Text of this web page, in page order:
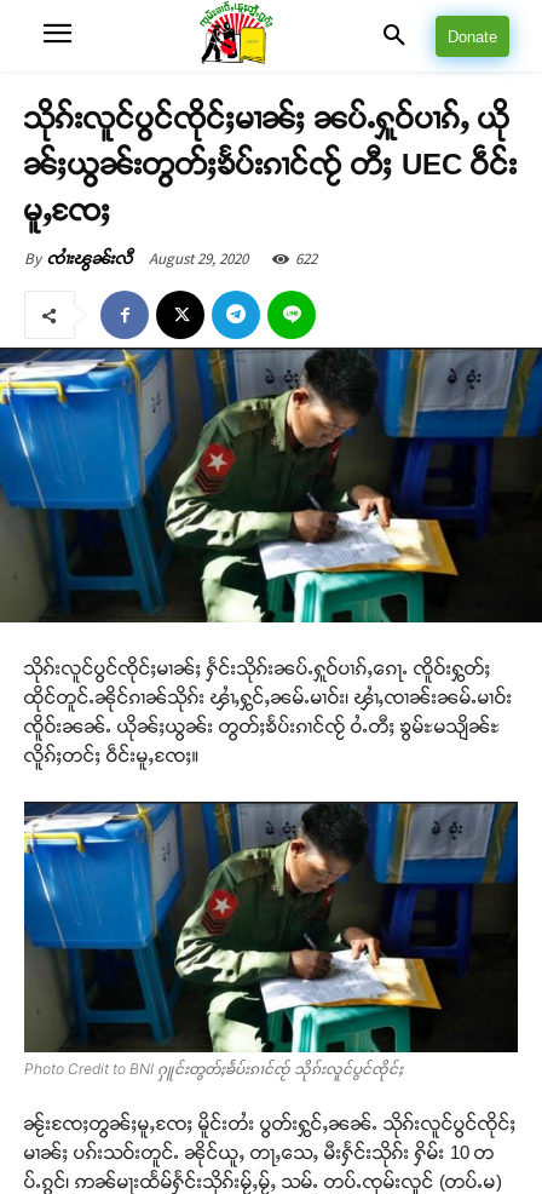
Donate
သိုၵ်းလူင်ပွင်ၸိုင်ႈမၢၼ်ႈ ၼပ်ႉႁူဝ်ပၢၵ်ႇ ယို
ၼ်ႈယွၼ်းတွတ်ႈၶႅပ်းၵၢင်ၸႂ် တီႈ UEC ဝဵင်း
မူႇၸႄႈ
By ၸၢႆးၽွၼ်းလီ August 29, 2020 622
သိုၵ်းလူင်ပွင်ၸိုင်ႈမၢၼ်ႈ ႁႅင်းသိုၵ်းၼပ်ႉႁူဝ်ပၢၵ်ႇၵေႃႉ ၸိူဝ်းႁွတ်ႈ
ထိုင်တူင်ႉၼိုင်ၵၢၼ်သိုၵ်း ၾၢႆႇႁွင်ႇၼမ်ႉမၢဝ်း၊ ၾၢႆႇၸၢၼ်းၼမ်ႉမၢဝ်း
ၸိူဝ်းၼၼ်ႉ ယိုၼ်ႈယွၼ်း တွတ်ႈၶႅပ်းၵၢင်ၸႂ် ဝႆႉတီႈ ၶွမ်ႊမသျိၼ်ႊ
လိူၵ်ႈတင်ႈ ဝဵင်းမူႇၸႄႈ။
Photo Credit to BNI ႁူင်းတွတ်ႈၶႅပ်းၵၢင်ၸႂ် သိုၵ်းလူင်ပွင်ၸိုင်ႈ
ၼႂ်းၸႄႈတွၼ်ႈမူႇၸႄႈ မိူင်းတႆး ပွတ်းႁွင်ႇၼၼ်ႉ သိုၵ်းလူင်ပွင်ၸိုင်ႈ
မၢၼ်ႈ ပၵ်းသဝ်းတူင်ႉ ၼိုင်ယူႇ တႃႇသေႇ မီးႁႅင်းသိုၵ်း ႁိမ်း 10 တ
ပ်ႉၵွင်၊ ဢၼ်မႃးထႅမ်ႁႅင်းသိုၵ်းမႂ်ႇမႂ်ႇ သမ်ႉ တပ်ႉၸုမ်းလူင် (တပ်ႉမ)